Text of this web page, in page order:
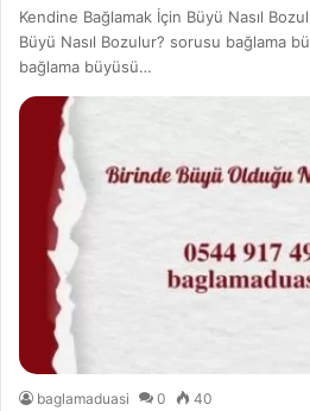
Kendine Bağlamak İçin Büyü Nasıl
Büyü Nasıl Bozulur? sorusu bağlama
bağlama büyüsü…
baglamaduasi 0 40